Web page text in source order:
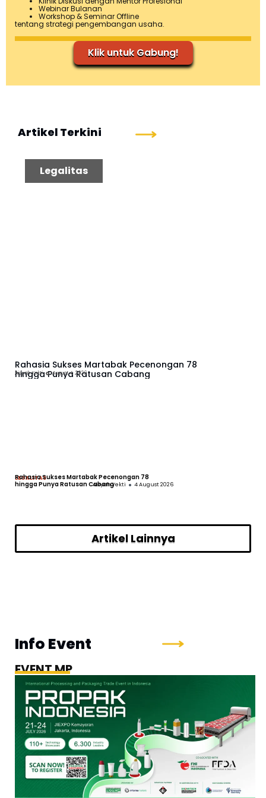
Webinar Bulanan
Workshop & Seminar Offline
tentang strategi pengembangan usaha.
Klik untuk Gabung!
Artikel Terkini
Legalitas
Rahasia Sukses Martabak Pecenongan 78
hingga Punya Ratusan Cabang
Aisyah Yekti August 4, 2026
LEGALITAS
Rahasia Sukses Martabak Pecenongan 78
hingga Punya Ratusan Cabang
Aisyah Yekti 4 August 2026
Artikel Lainnya
Info Event
EVENT MP